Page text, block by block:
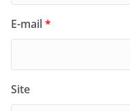
E-mail*
Site